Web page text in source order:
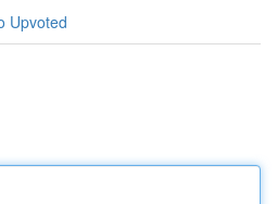
Upvoted